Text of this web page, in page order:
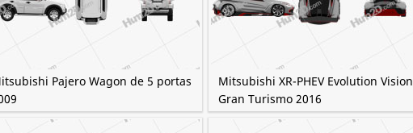
Pajero Wagon de 5 portas
Mitsubishi XR-PHEV Evolution Vision
Gran Turismo 2016